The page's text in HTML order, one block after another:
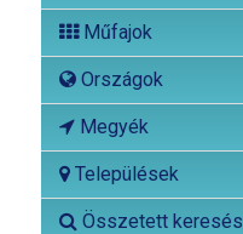
Műfajok
Országok
Megyék
Települések
Összetett keresés